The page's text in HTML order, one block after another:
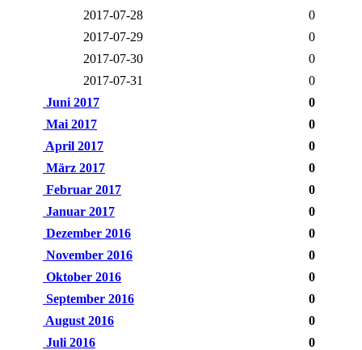
2017-07-28
0
2017-07-29
0
2017-07-30
0
2017-07-31
0
Juni 2017
0
Mai 2017
0
April 2017
0
März 2017
0
Februar 2017
0
Januar 2017
0
Dezember 2016
0
November 2016
0
Oktober 2016
0
September 2016
0
August 2016
0
Juli 2016
0